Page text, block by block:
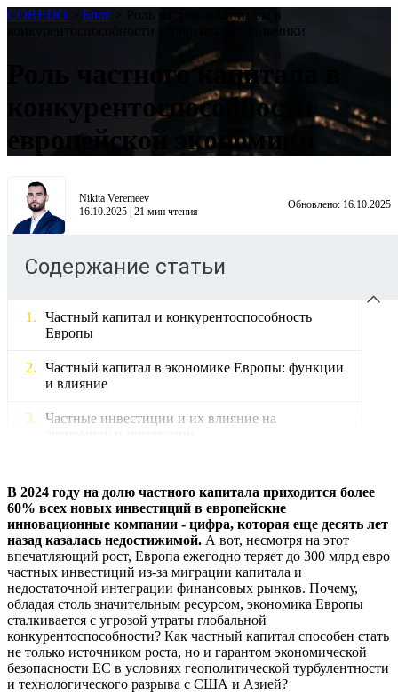
COREDO
Блог
Роль частного капитала в
конкурентоспособности европейской экономики
Роль частного капитала в
конкурентоспособности
европейской экономики
Nikita Veremeev
16.10.2025 | 21 мин чтения
Обновлено: 16.10.2025
Содержание статьи
Частный капитал и конкурентоспособность
Европы
Частный капитал в экономике Европы: функции
и влияние
Частные инвестиции и их влияние на
рынка капитала
Частный капитал в Европе: вызовы и
возможности
Проблемы экономики ЕС и роль частного
капитала
Влияние миграции капитала на инвестиции
Европы
Экономическая безопасность ЕС и риски
инвестиций
В 2024 году на долю частного капитала приходится более
60% всех новых инвестиций в европейские
инновационные компании - цифра, которая еще десять лет
назад казалась недостижимой. А вот, несмотря на этот
впечатляющий рост, Европа ежегодно теряет до 300 млрд евро
частных инвестиций из-за миграции капитала и
недостаточной интеграции финансовых рынков. Почему,
обладая столь значительным ресурсом, экономика Европы
сталкивается с угрозой утраты глобальной
конкурентоспособности? Как частный капитал способен стать
не только источником роста, но и гарантом экономической
безопасности ЕС в условиях геополитической турбулентности
и технологического разрыва с США и Азией?